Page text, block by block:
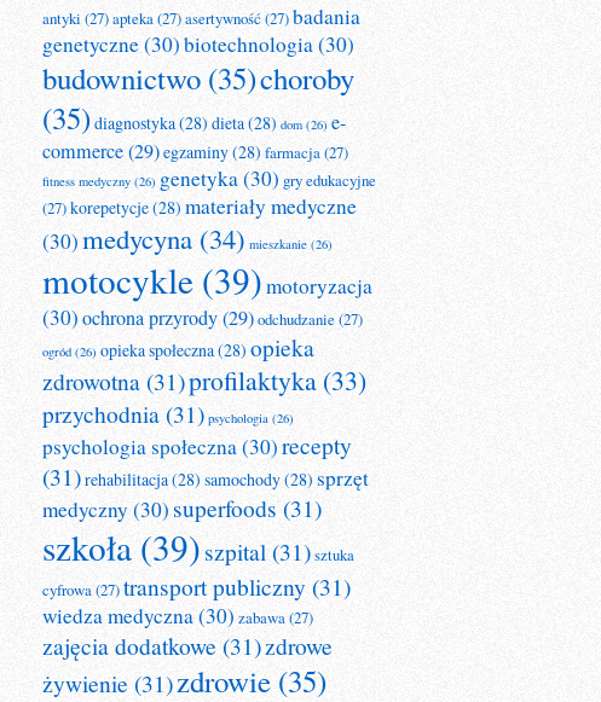
antyki(27)apteka(27)asertywność(27)badania
genetyczne(30)biotechnologia(30)
budownictwo (35)choroby
(35) diagnostyka(28) dieta(28) dom (26) e-
commerce(29)egzaminy(28) farmacja(27)
fitness medyczny (26) genetyka(30) gry edukacyjne
(27)korepetycje(28) materiały medyczne
(30)medycyna (34) mieszkanie (26)
motocykle (39)motoryzacja
(30)ochrona przyrody(29)odchudzanie(27)
ogród (26) opieka społeczna(28) opieka
zdrowotna (31)profilaktyka (33)
przychodnia (31) psychologia (26)
psychologia społeczna(30)recepty
(31)rehabilitacja(28) samochody(28) sprzęt
medyczny (30) superfoods (31)
szkoła (39)szpital (31)sztuka
cyfrowa(27)transport publiczny (31)
wiedza medyczna(30) zabawa(27)
zajęcia dodatkowe (31)zdrowe
żywienie (31)zdrowie (35)